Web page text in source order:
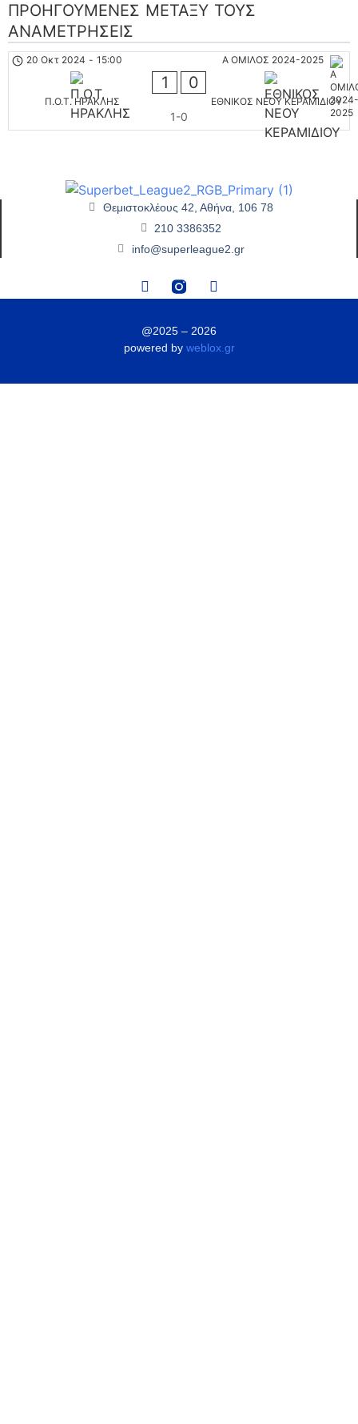
ΠΡΟΗΓΟΎΜΕΝΕΣ ΜΕΤΑΞΎ ΤΟΥΣ
ΑΝΑΜΕΤΡΉΣΕΙΣ
Α ΟΜΙΛΟΣ 2024-2025
20 Οκτ 2024 - 15:00
Π.Ο.Τ. ΗΡΑΚΛΗΣ
1 0
ΕΘΝΙΚΟΣ ΝΕΟΥ ΚΕΡΑΜΙΔΙΟΥ
1-0
Θεμιστοκλέους 42, Αθήνα, 106 78
210 3386352
info@superleague2.gr
@2025 – 2026
powered by weblox.gr